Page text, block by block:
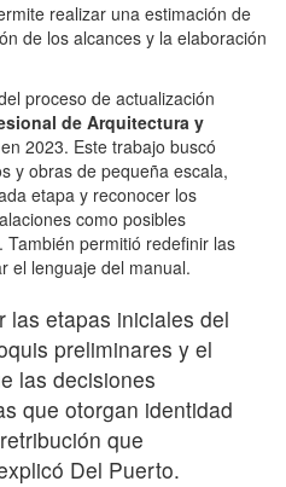
realizar una estimación de
de los alcances y la elaboración
proceso de actualización
de Arquitectura y
2023. Este trabajo buscó
y obras de pequeña escala,
etapa y reconocer los
como posibles
permitió redefinir las
el lenguaje del manual.
las etapas iniciales del
preliminares y el
las decisiones
que otorgan identidad
que
Del Puerto.